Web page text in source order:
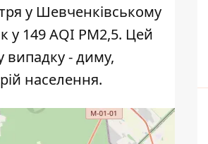
у Шевченківському
у 149 AQI PM2,5. Цей
випадку - диму,
населення.